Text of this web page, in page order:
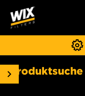
Produktsuche